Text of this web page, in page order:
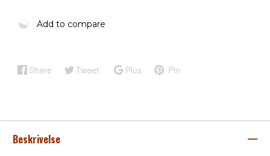
Add to compare
Share Tweet Plus Pin
Beskrivelse